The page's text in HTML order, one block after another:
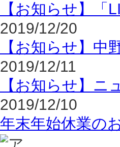
【お知らせ】
2019/12/20
【お知らせ】中
2019/12/11
【お知らせ】ニ
2019/12/10
年末年始休業の